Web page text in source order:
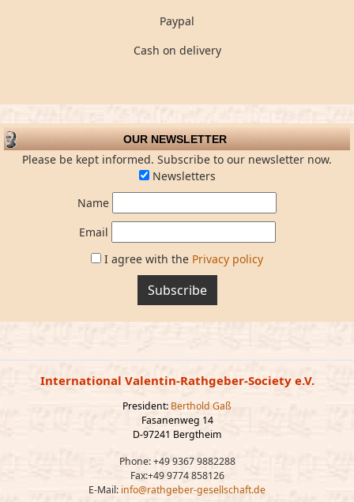
Paypal
Cash on delivery
OUR NEWSLETTER
Please be kept informed. Subscribe to our newsletter now.
Newsletters
Name
Email
I agree with the Privacy policy
Subscribe
International Valentin-Rathgeber-Society e.V.
President: Berthold Gaß
Fasanenweg 14
D-97241 Bergtheim
Phone: +49 9367 9882288
Fax:+49 9774 858126
E-Mail: info@rathgeber-gesellschaft.de